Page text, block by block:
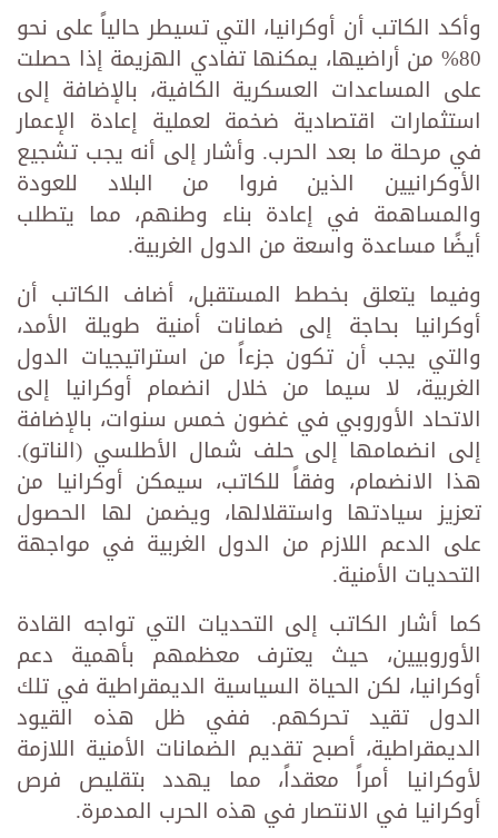
وأكد الكاتب أن أوكرانيا، التي تسيطر حالياً على نحو
80% من أراضيها، يمكنها تفادي الهزيمة إذا حصلت
على المساعدات العسكرية الكافية، بالإضافة إلى
استثمارات اقتصادية ضخمة لعملية إعادة الإعمار
في مرحلة ما بعد الحرب. وأشار إلى أنه يجب تشجيع
الأوكرانيين الذين فروا من البلاد للعودة
والمساهمة في إعادة بناء وطنهم، مما يتطلب
أيضًا مساعدة واسعة من الدول الغربية.
وفيما يتعلق بخطط المستقبل، أضاف الكاتب أن
أوكرانيا بحاجة إلى ضمانات أمنية طويلة الأمد،
والتي يجب أن تكون جزءاً من استراتيجيات الدول
الغربية، لا سيما من خلال انضمام أوكرانيا إلى
الاتحاد الأوروبي في غضون خمس سنوات، بالإضافة
إلى انضمامها إلى حلف شمال الأطلسي (الناتو).
هذا الانضمام، وفقاً للكاتب، سيمكن أوكرانيا من
تعزيز سيادتها واستقلالها، ويضمن لها الحصول
على الدعم اللازم من الدول الغربية في مواجهة
التحديات الأمنية.
كما أشار الكاتب إلى التحديات التي تواجه القادة
الأوروبيين، حيث يعترف معظمهم بأهمية دعم
أوكرانيا، لكن الحياة السياسية الديمقراطية في تلك
الدول تقيد تحركهم. ففي ظل هذه القيود
الديمقراطية، أصبح تقديم الضمانات الأمنية اللازمة
لأوكرانيا أمراً معقداً، مما يهدد بتقليص فرص
أوكرانيا في الانتصار في هذه الحرب المدمرة.